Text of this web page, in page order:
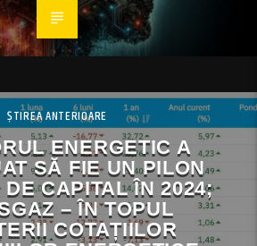
ȘTIREA ANTERIOARE
ENERGETIC A
SĂ FIE UN PILON
CAPITAL ÎN 2024;
– ÎN TOPUL
COTAȚIILOR